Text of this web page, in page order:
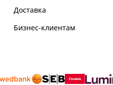
Доставка
Бизнес-клиентам